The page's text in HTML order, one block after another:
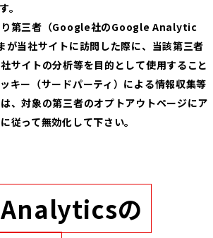
。
り第三者（Google社のGoogle Analytic
が当社サイトに訪問した際に、当該第三者
サイトの分析等を目的として使用すること
キー（サードパーティ）による情報収集等
、対象の第三者のオプトアウトページにア
従って無効化して下さい。
の